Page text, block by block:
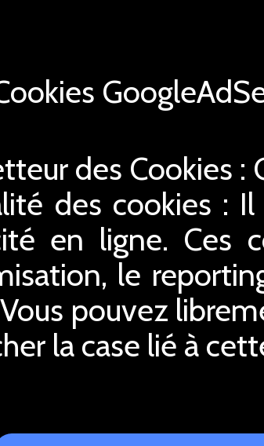
des Cookies :
des cookies :
en ligne. Ces
le
pouvez
la case lié à